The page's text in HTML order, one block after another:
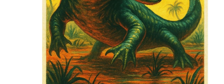
Infozentrum
Downloads